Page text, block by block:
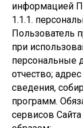
информацией
1.1.1.
Пользователь
при
персональные
отчество;
сведения,
программ.
сервисов